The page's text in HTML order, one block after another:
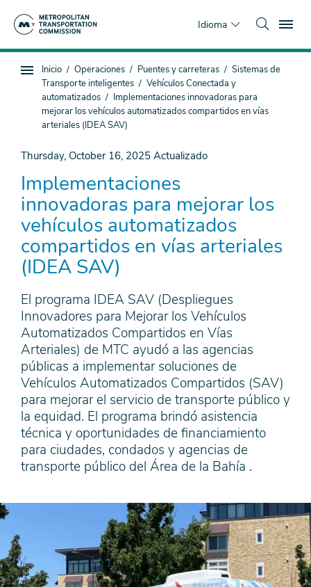
Idioma
Navegación
subpágina
Estás
aquí
Inicio Operaciones Puentes y carreteras
Sistemas de
Transporte inteligentes
Vehículos Conectada y
automatizados
Implementaciones innovadoras para
mejorar los vehículos automatizados compartidos en vías
arteriales (IDEA SAV)
Thursday, October 16, 2025 Actualizado
Implementaciones
innovadoras para mejorar los
vehículos automatizados
compartidos en vías arteriales
(IDEA SAV)
El programa IDEA SAV (Despliegues
Innovadores para Mejorar los Vehículos
Automatizados Compartidos en Vías
Arteriales) de MTC ayudó a las agencias
públicas a implementar soluciones de
Vehículos Automatizados Compartidos (SAV)
para mejorar el servicio de transporte público y
la equidad. El programa brindó asistencia
técnica y oportunidades de financiamiento
para ciudades, condados y agencias de
transporte público del Área de la Bahía .